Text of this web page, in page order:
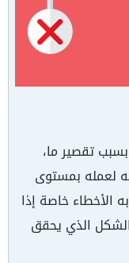
تقصير ما،
لعمله بمستوى
الأخطاء خاصة إذا
الذي يحقق